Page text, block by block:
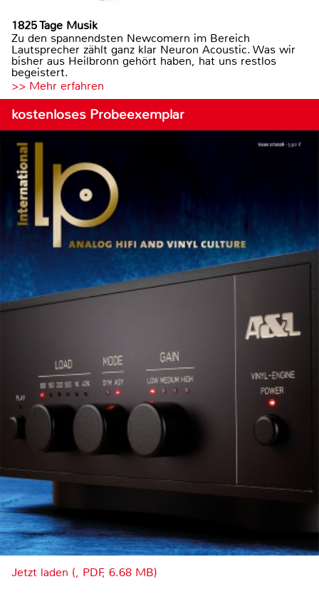
1825 Tage Musik
Zu den spannendsten Newcomern im Bereich
Lautsprecher zählt ganz klar Neuron Acoustic. Was wir
bisher aus Heilbronn gehört haben, hat uns restlos
begeistert.
>> Mehr erfahren
kostenloses Probeexemplar
Jetzt laden (, PDF, 6.68 MB)